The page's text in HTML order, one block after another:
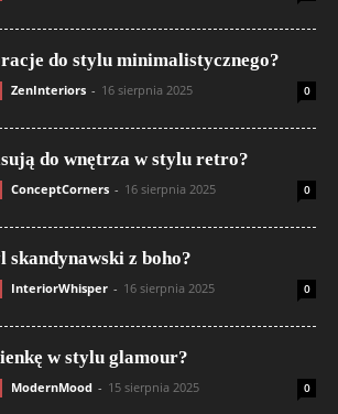
do stylu minimalistycznego?
ZenInteriors - 16 sierpnia 2025 0
do wnętrza w stylu retro?
ConceptCorners - 16 sierpnia 2025 0
skandynawski z boho?
InteriorWhisper - 16 sierpnia 2025 0
w stylu glamour?
ModernMood - 15 sierpnia 2025 0